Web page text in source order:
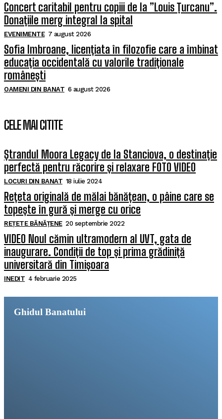
Concert caritabil pentru copiii de la ”Louis Țurcanu”.
Donațiile merg integral la spital
EVENIMENTE 7 august 2026
Sofia Imbroane, licențiata în filozofie care a îmbinat
educația occidentală cu valorile tradiționale
românești
OAMENI DIN BANAT 6 august 2026
CELE MAI CITITE
Ștrandul Moora Legacy de la Stanciova, o destinație
perfectă pentru răcorire și relaxare FOTO VIDEO
LOCURI DIN BANAT 18 iulie 2024
Rețeta originală de mălai bănățean, o pâine care se
topește în gură și merge cu orice
REȚETE BĂNĂȚENE 20 septembrie 2022
VIDEO Noul cămin ultramodern al UVT, gata de
inaugurare. Condiții de top și prima grădiniță
universitară din Timișoara
INEDIT 4 februarie 2025
Ghidul Banatului